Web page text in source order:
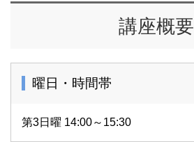
講座概要
曜日・時間帯
第3日曜 14:00～15:30